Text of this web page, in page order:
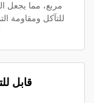
مربع، مما يجعل
للتآكل ومقاومة
قابل